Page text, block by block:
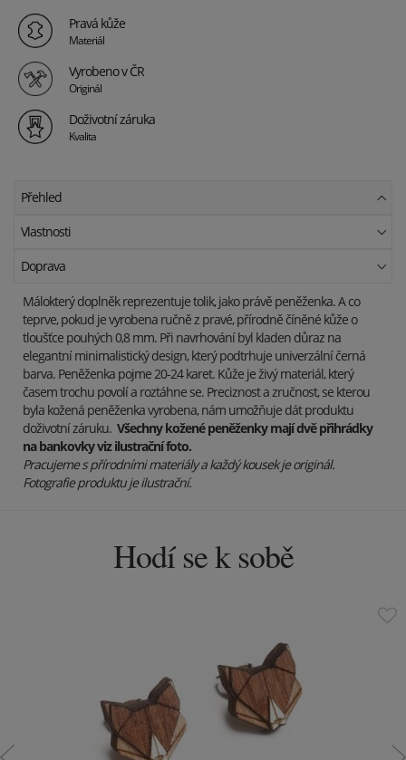
Pravá kůže
Materiál
Vyrobeno v ČR
Originál
Doživotní záruka
Kvalita
Přehled
Vlastnosti
Doprava
Málokterý doplněk reprezentuje tolik, jako právě peněženka. A co
teprve, pokud je vyrobena ručně z pravé, přírodně číněné kůže o
tloušťce pouhých 0,8 mm. Při navrhování byl kladen důraz na
elegantní minimalistický design, který podtrhuje univerzální černá
barva. Peněženka pojme 20-24 karet. Kůže je živý materiál, který
časem trochu povolí a roztáhne se. Preciznost a zručnost, se kterou
byla kožená peněženka vyrobena, nám umožňuje dát produktu
doživotní záruku. Všechny kožené peněženky mají dvě přihrádky
na bankovky viz ilustrační foto.
Pracujeme s přírodními materiály a každý kousek je originál.
Fotografie produktu je ilustrační.
Hodí se k sobě